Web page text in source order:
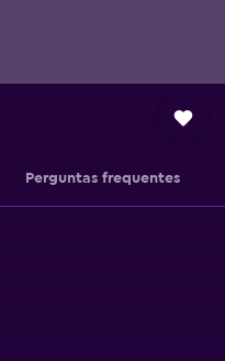
Perguntas frequentes